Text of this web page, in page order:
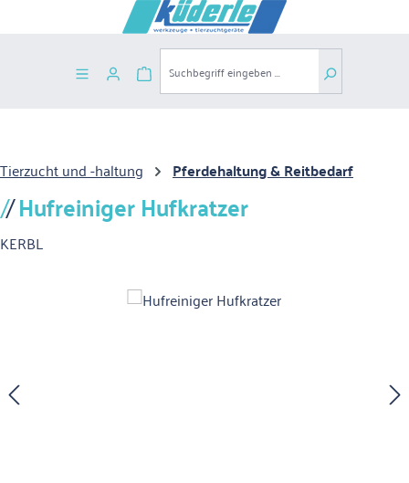
Zum Hauptinhalt springen
Warenkorb enthält 0 Positionen. Der
Tierzucht und -haltung Pferdehaltung & Reitbedarf
Hufreiniger Hufkratzer
KERBL
Bildergalerie überspringen